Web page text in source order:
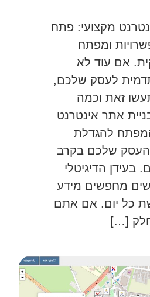
מקצועי: פתח
ומפתח
אם עוד לא
לעסק שלכם,
זאת וכמה
אתר אינטרנט
להגדלת
שלכם בקרב
בעידן הדיגיטלי
מחפשים מידע
כל יום. אם אתם
חלק […]